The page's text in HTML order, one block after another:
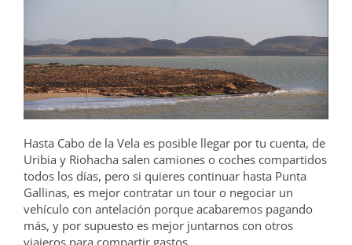
Hasta Cabo de la Vela es posible llegar por tu cuenta, de
Uribia y Riohacha salen camiones o coches compartidos
todos los días, pero si quieres continuar hasta Punta
Gallinas, es mejor contratar un tour o negociar un
vehículo con antelación porque acabaremos pagando
más, y por supuesto es mejor juntarnos con otros